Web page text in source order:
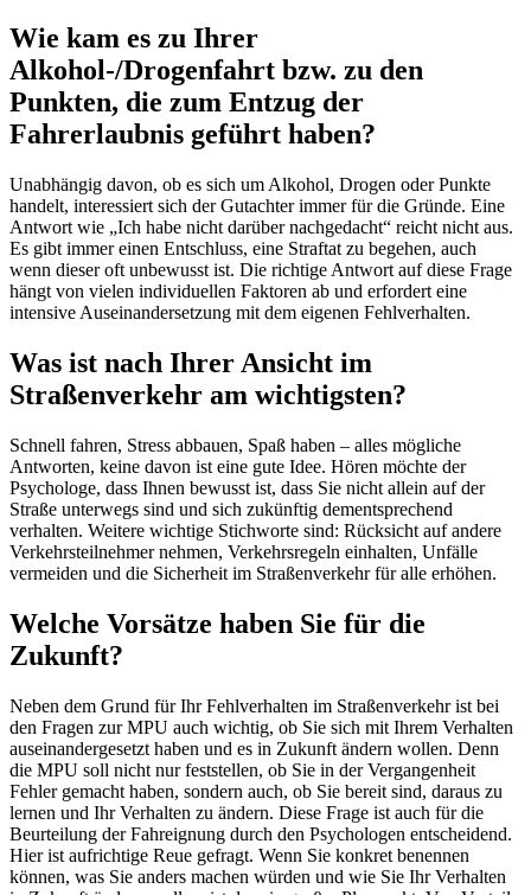
Wie kam es zu Ihrer
Alkohol-/Drogenfahrt bzw. zu den
Punkten, die zum Entzug der
Fahrerlaubnis geführt haben?
Unabhängig davon, ob es sich um Alkohol, Drogen oder Punkte
handelt, interessiert sich der Gutachter immer für die Gründe. Eine
Antwort wie „Ich habe nicht darüber nachgedacht“ reicht nicht aus.
Es gibt immer einen Entschluss, eine Straftat zu begehen, auch
wenn dieser oft unbewusst ist. Die richtige Antwort auf diese Frage
hängt von vielen individuellen Faktoren ab und erfordert eine
intensive Auseinandersetzung mit dem eigenen Fehlverhalten.
Was ist nach Ihrer Ansicht im
Straßenverkehr am wichtigsten?
Schnell fahren, Stress abbauen, Spaß haben – alles mögliche
Antworten, keine davon ist eine gute Idee. Hören möchte der
Psychologe, dass Ihnen bewusst ist, dass Sie nicht allein auf der
Straße unterwegs sind und sich zukünftig dementsprechend
verhalten. Weitere wichtige Stichworte sind: Rücksicht auf andere
Verkehrsteilnehmer nehmen, Verkehrsregeln einhalten, Unfälle
vermeiden und die Sicherheit im Straßenverkehr für alle erhöhen.
Welche Vorsätze haben Sie für die
Zukunft?
Neben dem Grund für Ihr Fehlverhalten im Straßenverkehr ist bei
den Fragen zur MPU auch wichtig, ob Sie sich mit Ihrem Verhalten
auseinandergesetzt haben und es in Zukunft ändern wollen. Denn
die MPU soll nicht nur feststellen, ob Sie in der Vergangenheit
Fehler gemacht haben, sondern auch, ob Sie bereit sind, daraus zu
lernen und Ihr Verhalten zu ändern. Diese Frage ist auch für die
Beurteilung der Fahreignung durch den Psychologen entscheidend.
Hier ist aufrichtige Reue gefragt. Wenn Sie konkret benennen
können, was Sie anders machen würden und wie Sie Ihr Verhalten